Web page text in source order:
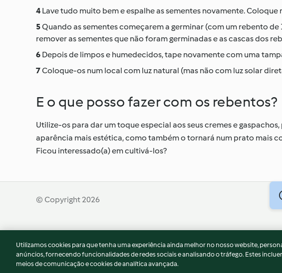
Lave tudo muito bem e espalhe as sementes novamente.
Quando as sementes começarem a germinar (com um rebento
remover as sementes que não foram germinadas e as cascas dos
Depois de limpos e humedecidos, tape novamente com uma
Coloque-os num local com luz natural (mas não com luz solar
E o que posso fazer com os rebentos?
Utilize-os para dar um toque especial aos seus cremes e
aparência mais estética, como também o tornará num prato mais
Ficou interessado(a) em cultivá-los?
© Copyright 2026
Declaração de acessibilidade
Utilizamos cookies para que tenha uma experiência ainda melhor no nosso website,
anúncios, fornecendo funcionalidades de redes sociais e analisando o tráfego. Estes
meios de comunicação e cookies de analítica avançada.